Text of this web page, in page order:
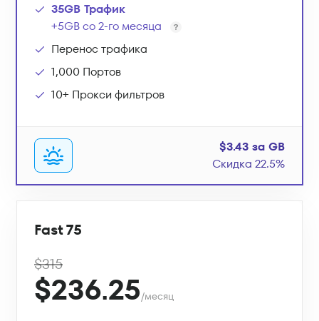
35GB Трафик
+5GB со 2-го месяца
Перенос трафика
1,000 Портов
10+ Прокси фильтров
$3.43 за GB
Скидка 22.5%
Fast 75
$315
$236.25/месяц